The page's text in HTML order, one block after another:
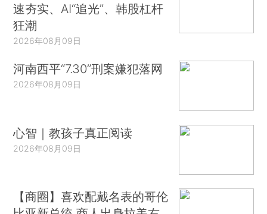
速夯实、AI“追光”、韩股杠杆
狂潮
2026年08月09日
河南西平“7.30”刑案嫌犯落网
2026年08月09日
心智｜教孩子真正阅读
2026年08月09日
【商圈】喜欢配戴名表的哥伦